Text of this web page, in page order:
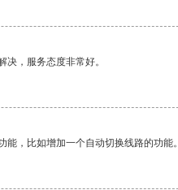
，服务态度非常好。
，比如增加一个自动切换线路的功能。